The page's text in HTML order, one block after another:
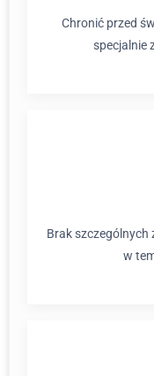
Chronić przed
specjalnie
Brak szczególnych
w